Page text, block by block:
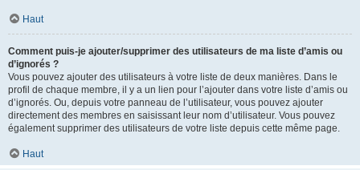
Haut
Comment puis-je ajouter/supprimer des utilisateurs de ma liste d’amis ou
d’ignorés ?
Vous pouvez ajouter des utilisateurs à votre liste de deux manières. Dans le
profil de chaque membre, il y a un lien pour l’ajouter dans votre liste d’amis ou
d’ignorés. Ou, depuis votre panneau de l’utilisateur, vous pouvez ajouter
directement des membres en saisissant leur nom d’utilisateur. Vous pouvez
également supprimer des utilisateurs de votre liste depuis cette même page.
Haut